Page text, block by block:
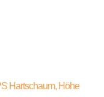
Hartschaum, Höhe